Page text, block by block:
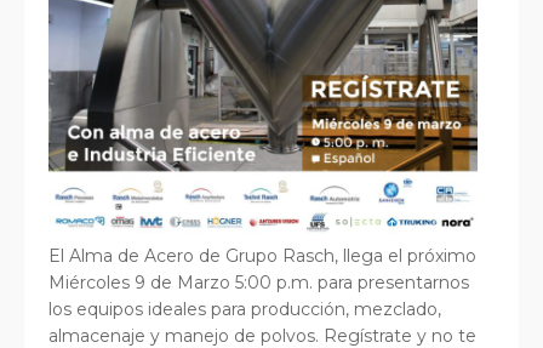
El Alma de Acero de Grupo Rasch, llega el próximo
Miércoles 9 de Marzo 5:00 p.m. para presentarnos
los equipos ideales para producción, mezclado,
almacenaje y manejo de polvos. Regístrate y no te